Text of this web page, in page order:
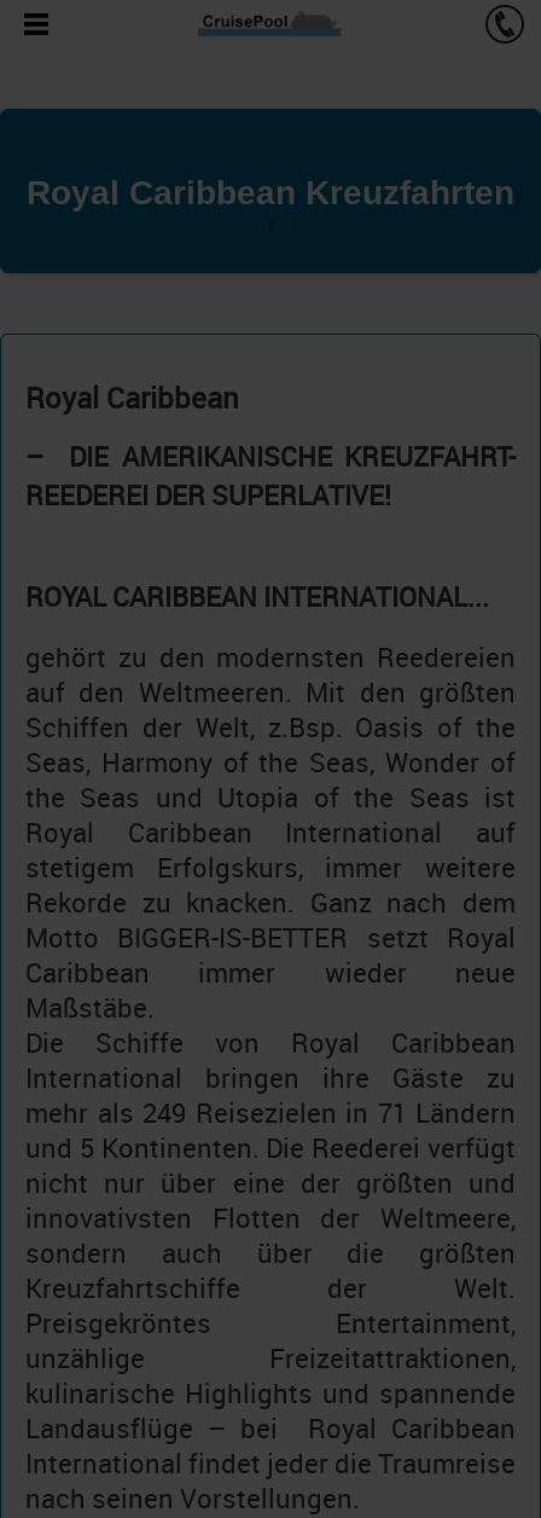
Royal Caribbean Kreuzfahrten
'
Royal Caribbean
– DIE AMERIKANISCHE KREUZFAHRT-
REEDEREI DER SUPERLATIVE!
ROYAL CARIBBEAN INTERNATIONAL...
gehört zu den modernsten Reedereien
auf den Weltmeeren. Mit den größten
Schiffen der Welt, z.Bsp. Oasis of the
Seas, Harmony of the Seas, Wonder of
the Seas und Utopia of the Seas ist
Royal Caribbean International auf
stetigem Erfolgskurs, immer weitere
Rekorde zu knacken. Ganz nach dem
Motto BIGGER-IS-BETTER setzt Royal
Caribbean immer wieder neue
Maßstäbe.
Die Schiffe von Royal Caribbean
International bringen ihre Gäste zu
mehr als 249 Reisezielen in 71 Ländern
und 5 Kontinenten. Die Reederei verfügt
nicht nur über eine der größten und
innovativsten Flotten der Weltmeere,
sondern auch über die größten
Kreuzfahrtschiffe der Welt.
Preisgekröntes Entertainment,
unzählige Freizeitattraktionen,
kulinarische Highlights und spannende
Landausflüge – bei Royal Caribbean
International findet jeder die Traumreise
nach seinen Vorstellungen.